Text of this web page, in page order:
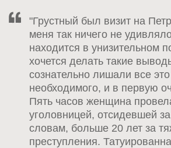
"Грустный был визит на
меня так ничего не
находится в унизительном
хочется делать такие
сознательно лишали все
необходимого, и в первую
Пять часов женщина
уголовницей, отсидевшей
словам, больше 20 лет за
преступления.